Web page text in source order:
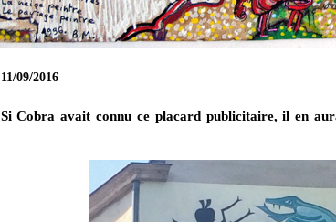
11/09/2016
Si Cobra avait connu ce placard publicitaire, il en